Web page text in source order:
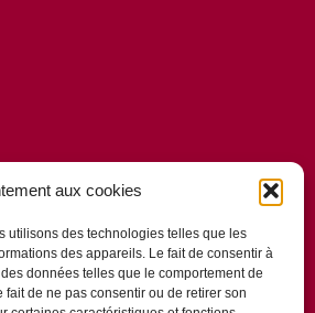
aux cookies
utilisons des technologies telles que les
des appareils. Le fait de consentir à
données telles que le comportement de
de ne pas consentir ou de retirer son